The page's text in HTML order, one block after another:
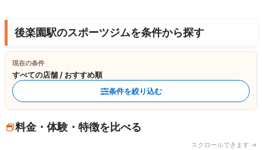
後楽園駅のスポーツジムを条件から探す
現在の条件
すべての店舗 / おすすめ順
条件を絞り込む
料金・体験・特徴を比べる
スクロールできます →